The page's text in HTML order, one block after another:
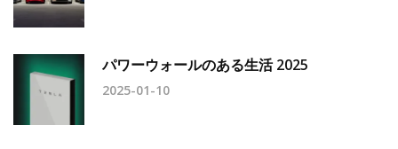
パワーウォールのある生活 2025
2025-01-10